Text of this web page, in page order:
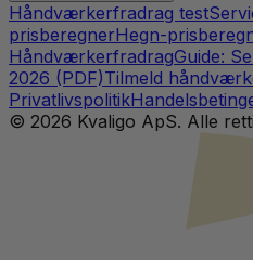
Håndværkerfradrag test
prisberegnerHegn-
HåndværkerfradragGuide:
2026 (PDF)Tilmeld
Privatlivspolitik
© 2026 Kvaligo ApS. Alle